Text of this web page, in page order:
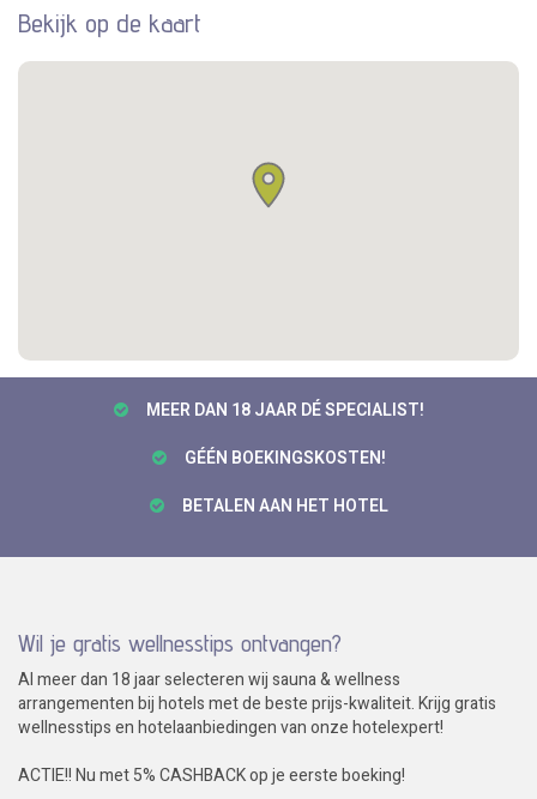
Bekijk op de kaart
MEER DAN 18 JAAR DÉ SPECIALIST!
GÉÉN BOEKINGSKOSTEN!
BETALEN AAN HET HOTEL
Wil je gratis wellnesstips ontvangen?
Al meer dan 18 jaar selecteren wij sauna & wellness
arrangementen bij hotels met de beste prijs-kwaliteit. Krijg gratis
wellnesstips en hotelaanbiedingen van onze hotelexpert!
ACTIE!! Nu met 5% CASHBACK op je eerste boeking!